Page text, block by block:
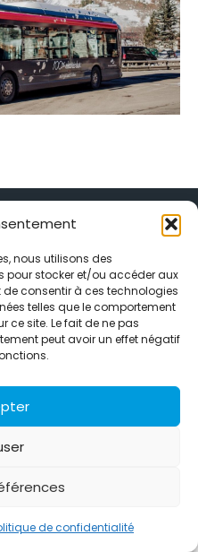
nous utilisons des
pour stocker et/ou accéder aux
consentir à ces technologies
telles que le comportement
ce site. Le fait de ne pas
peut avoir un effet négatif
de confidentialité
de relations presse et de
Depuis 1995, elle conçoit et
en France et à l’international
partenaires.